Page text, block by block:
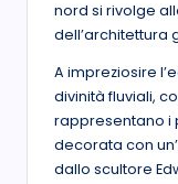
nord si rivolge
dell’architettura
A impreziosire
divinità fluviali,
rappresentano i
decorata con
dallo scultore